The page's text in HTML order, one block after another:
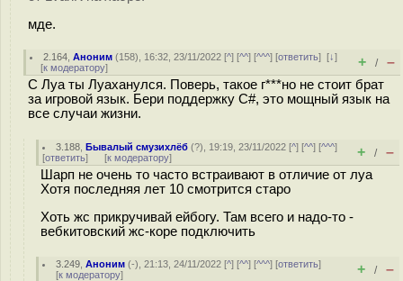
мде.
2.164 ,Аноним (158), 16:32, 23/11/2022 [^] [^^] [^^^] [ответить][↓]
[к модератору] + / –
С Луа ты Луаханулся. Поверь, такое г***но не стоит брат
за игровой язык. Бери поддержку C#, это мощный язык на
все случаи жизни.
3.188 ,Бывалый смузихлёб (?), 19:19, 23/11/2022 [^] [^^] [^^^]
[ответить] [к модератору] + / –
Шарп не очень то часто встраивают в отличие от луа
Хотя последняя лет 10 смотрится старо
Хоть жс прикручивай ейбогу. Там всего и надо-то -
вебкитовский жс-коре подключить
3.249 ,Аноним (-), 21:13, 24/11/2022 [^] [^^] [^^^] [ответить]
[к модератору] + / –